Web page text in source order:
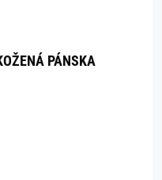
PÁNSKA